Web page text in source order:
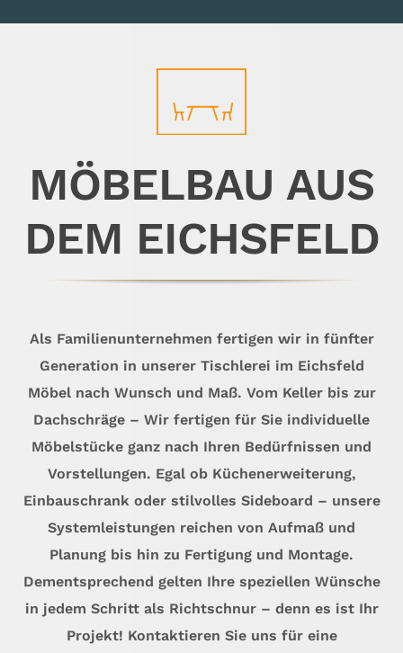
MÖBELBAU AUS
DEM EICHSFELD
Als Familienunternehmen fertigen wir in fünfter
Generation in unserer Tischlerei im Eichsfeld
Möbel nach Wunsch und Maß. Vom Keller bis zur
Dachschräge – Wir fertigen für Sie individuelle
Möbelstücke ganz nach Ihren Bedürfnissen und
Vorstellungen. Egal ob Küchenerweiterung,
Einbauschrank oder stilvolles Sideboard – unsere
Systemleistungen reichen von Aufmaß und
Planung bis hin zu Fertigung und Montage.
Dementsprechend gelten Ihre speziellen Wünsche
in jedem Schritt als Richtschnur – denn es ist Ihr
Projekt! Kontaktieren Sie uns für eine